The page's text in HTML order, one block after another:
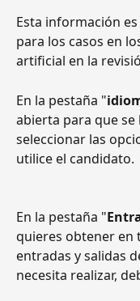
Esta información
para los casos en
artificial en la
En la pestaña "
abierta para que
seleccionar las
utilice el candidato.
En la pestaña "
quieres obtener en
entradas y salidas
necesita realizar,